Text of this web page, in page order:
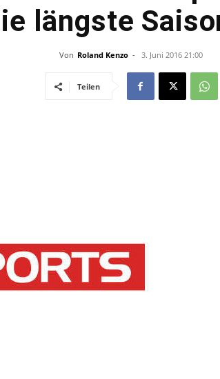
längste
Von Roland Kenzo - 3. Juni 2016 21:00
Teilen